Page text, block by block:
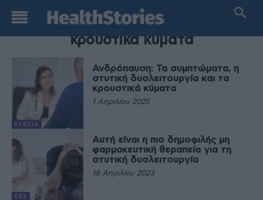
TAG
κρουστικά κύματα
ΕΥΕΞΊΑ
Ανδρόπαυση: Τα συμπτώματα, η
στυτική δυσλειτουργία και τα
κρουστικά κύματα
1 Απριλίου 2025
ΣΕΞ
Αυτή είναι η πιο δημοφιλής μη
φαρμακευτική θεραπεία για τη
στυτική δυσλειτουργία
18 Απριλίου 2023